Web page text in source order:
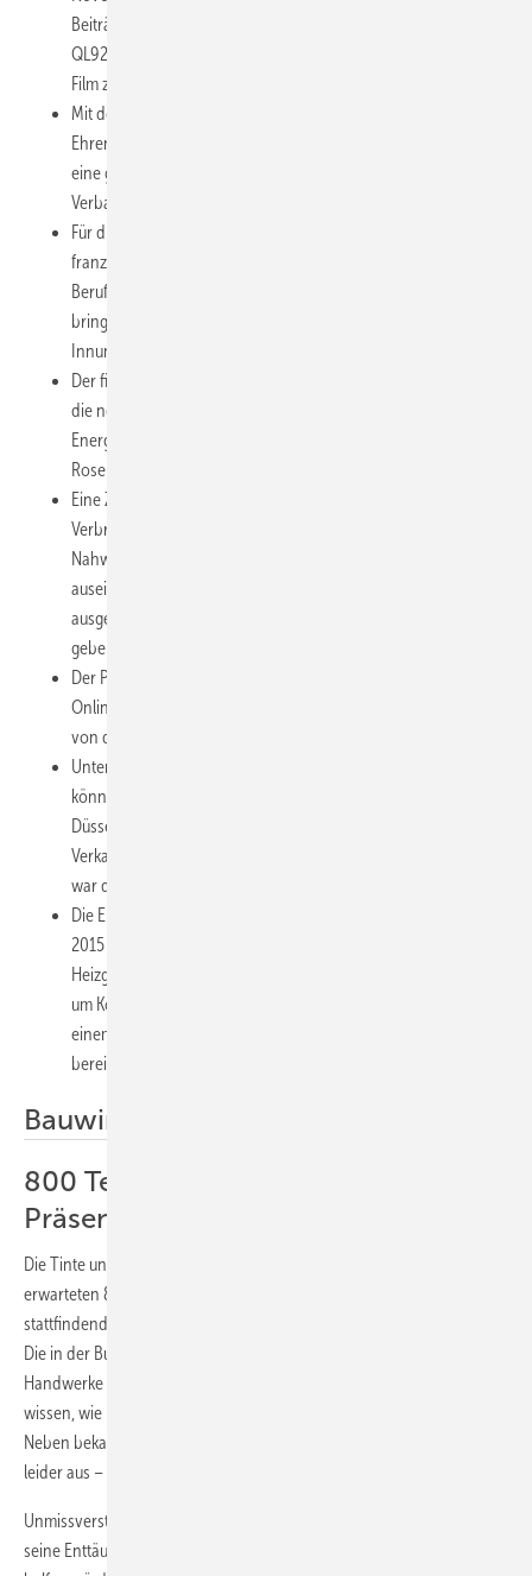
Beiträge im Netz. Unter
QL92216526) findet man Vorträge und Statements sowie einen
Film zur Veranstaltung.
Mit dem SHK-Lotsen hat der ZVSHK eine App geschaffen, damit
Ehrenamtsträger besser auf das Extranet zugreifen können und
eine gute Übersicht zum Leistungsangebot der
Verbandsorganisation erhalten.
Für die europäischen Berufsmeisterschaften Euroskills im
französischen Lille (2. bis 4. Oktober 2014) kann die
Berufsorganisa­tion zwei Anlagenmechaniker SHK an den Start
bringen. Trainiert wird wiederum im Leistungszentrum der
Innung Schweinfurt.
Der finanzielle Rahmen ist jetzt gesichert, damit ab Herbst 2014
die neue Studienrichtung Gebäudehülle im Studiengang
Energie- und Gebäudetechnologie an der Hochschule
Rosenheim eingerichtet werden kann.
Eine ZVSHK-Arbeitsgruppe soll sich zu den Themen
Verbrennungsverbote sowie Anschlusszwänge an
Nahwärmenetze mit Fakten und Entwicklungen
auseinandersetzen. Möglichst zeitnah sollen Strategien
ausgearbeitet werden, die den Mitgliedsbetrieben Hilfestellung
geben können.
Der Produktkatalog „Barrierefreies Bad und WC“ sowie die
Online-Datenbank
von den Mitgliedsbetrieben gut angenommen.
Unter dem Titel „Wie wir den Verbraucher besser verstehen
können“ gab Melanie Sommer (RSG Marketing Research,
Düsseldorf) Einblicke in die Psychologie rund um das
Verkaufsgespräch. „Nachhaltigkeit allein verkauft sich nicht“,
war dabei eine ihrer Thesen.
Die EU gibt vor, dass zur Energieverbrauchskennzeichnung ab
2015 ein neues Label kommen wird. Dabei geht es z.B. bei
Heizgeräten nicht nur um komplette Systeme, sondern auch
um Komponenten, die der Fachbetrieb zusammenstellt und mit
einem Installateur-Label zu versehen hat. Die SHK-Organisation
bereitet dazu entsprechende Tools vor.
Bauwirtschaftstag 2013
800 Teilnehmer demonstrierten
Präsenz
Die Tinte unter dem Koalitionsvertrag war gerade getrocknet, da
erwarteten 800 Teilnehmer am 28. November auf dem jährlich
stattfindenden Bauwirtschaftstag von der Politik klare Botschaften.
Die in der Bundesvereinigung Bauwirtschaft (BVB) organisierten zwölf
Handwerke wollten von namhaften Politikern der großen Koalition
wissen, wie in Berlin die Weichen für die Zukunft gestellt werden.
Neben bekannten Positionsbestimmungen blieb ein Pro und Contra
leider aus – dazu waren keine Kontrahenten aufgeboten.
Unmissverständlich formulierte BVB-Präsident Karl-Heinz Schneider
seine Enttäuschung über mangelnde Anreize, die der Baubranche